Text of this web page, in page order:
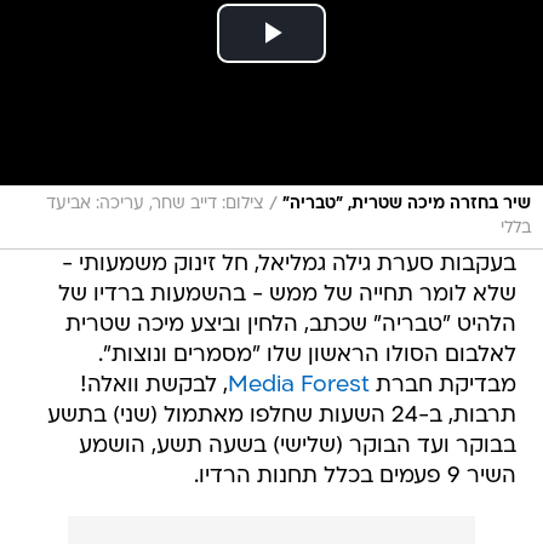
שיר בחזרה מיכה שטרית, "טבריה" / צילום: דייב שחר, עריכה: אביעד
בללי
בעקבות סערת גילה גמליאל, חל זינוק משמעותי -
שלא לומר תחייה של ממש - בהשמעות ברדיו של
הלהיט "טבריה" שכתב, הלחין וביצע מיכה שטרית
לאלבום הסולו הראשון שלו "מסמרים ונוצות".
מבדיקת חברתMedia Forest, לבקשת וואלה!
תרבות, ב-24 השעות שחלפו מאתמול (שני) בתשע
בבוקר ועד הבוקר (שלישי) בשעה תשע, הושמע
השיר 9 פעמים בכלל תחנות הרדיו.